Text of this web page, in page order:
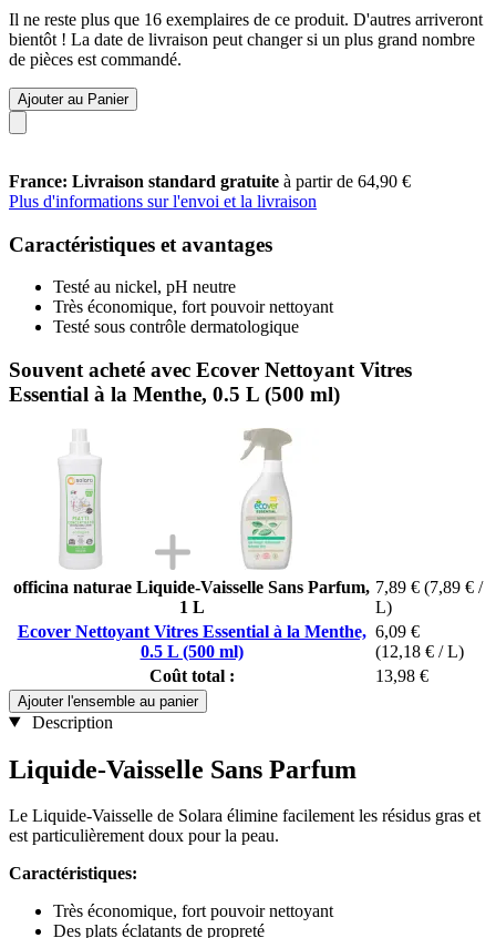
Il ne reste plus que 16 exemplaires de ce produit. D'autres arriveront
bientôt ! La date de livraison peut changer si un plus grand nombre
de pièces est commandé.
Ajouter au Panier
France: Livraison standard gratuite à partir de 64,90 €
Plus d'informations sur l'envoi et la livraison
Caractéristiques et avantages
Testé au nickel, pH neutre
Très économique, fort pouvoir nettoyant
Testé sous contrôle dermatologique
Souvent acheté avec Ecover Nettoyant Vitres
Essential à la Menthe, 0.5 L (500 ml)
officina naturae Liquide-Vaisselle Sans Parfum,
1 L
7,89 € (7,89 € /
L)
Ecover Nettoyant Vitres Essential à la Menthe,
0.5 L (500 ml)
6,09 €
(12,18 € / L)
Coût total :
13,98 €
Ajouter l'ensemble au panier
Description
Liquide-Vaisselle Sans Parfum
Le Liquide-Vaisselle de Solara élimine facilement les résidus gras et
est particulièrement doux pour la peau.
Caractéristiques:​
Très économique, fort pouvoir nettoyant
Des plats éclatants de propreté